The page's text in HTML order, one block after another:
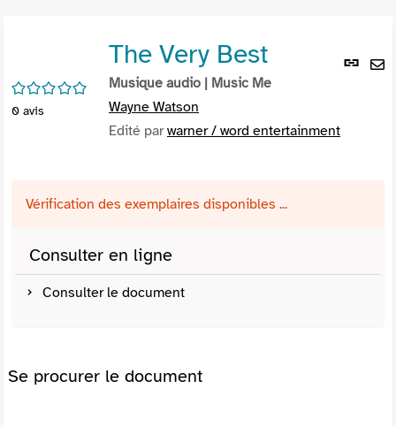
Lien
/5
0 avis
The Very Best
Musique audio | Music Me
Wayne Watson
Edité parwarner / word entertainment
Vérification des exemplaires disponibles ...
Consulter en ligne
Consulter le document
Se procurer le document